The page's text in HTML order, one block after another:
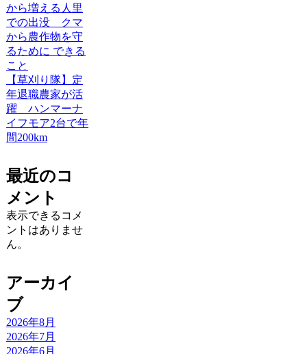
から増える人里
での出没 クマ
から農作物を守
るために できる
こと
【草刈り隊】定
年退職農家が活
躍 ハンマーナ
イフモア2台で年
間200km
最近のコ
メント
表示できるコメ
ントはありませ
ん。
アーカイ
ブ
2026年8月
2026年7月
2026年6月